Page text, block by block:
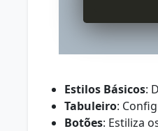
Estilos Básicos:
Tabuleiro:
Botões: Estiliza